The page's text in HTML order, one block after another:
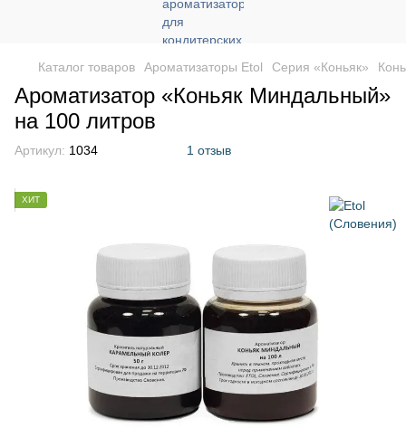
Каталог товаров Ароматизаторы Etol Серия «Коньяк»
Ароматизатор «Коньяк Миндальный»
на 100 литров
Артикул: 1034 1 отзыв
ХИТ